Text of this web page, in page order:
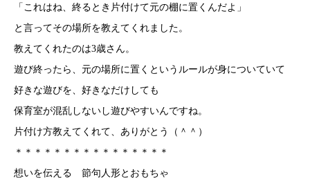
「これはね、終るとき片付けて元の棚に置くんだよ」
と言ってその場所を教えてくれました。
教えてくれたのは3歳さん。
遊び終ったら、元の場所に置くというルールが身についていて
好きな遊びを、好きなだけしても
保育室が混乱しないし遊びやすいんですね。
片付け方教えてくれて、ありがとう（＾＾）
＊＊＊＊＊＊＊＊＊＊＊＊＊＊＊＊
想いを伝える 節句人形とおもちゃ